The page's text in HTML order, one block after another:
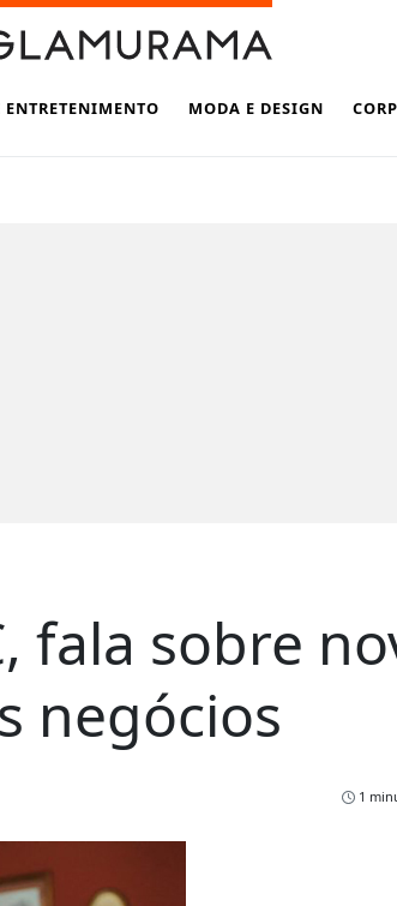
MODA E DESIGN
fala sobre
negócios
1